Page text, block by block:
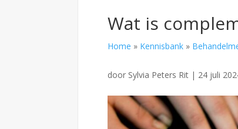
Wat is
Home » Kennisbank »
door Sylvia Peters Rit | 24 juli